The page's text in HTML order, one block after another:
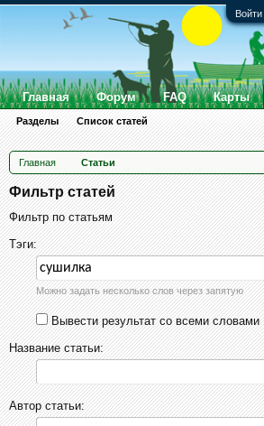
Главная Статьи
Фильтр статей
Фильтр по статьям
Тэги:
Можно задать несколько слов через запятую
Вывести результат со всеми словами
Название статьи:
Автор статьи:
Главная Форум FAQ Карты
Разделы Список статей